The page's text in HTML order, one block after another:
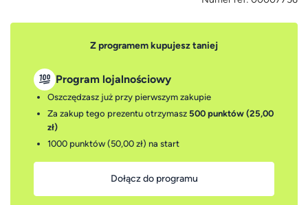
Z programem kupujesz taniej
Program lojalnościowy
Oszczędzasz już przy pierwszym zakupie
Za zakup tego prezentu otrzymasz 500 punktów (25,00
zł)
1000 punktów (50,00 zł) na start
Dołącz do programu